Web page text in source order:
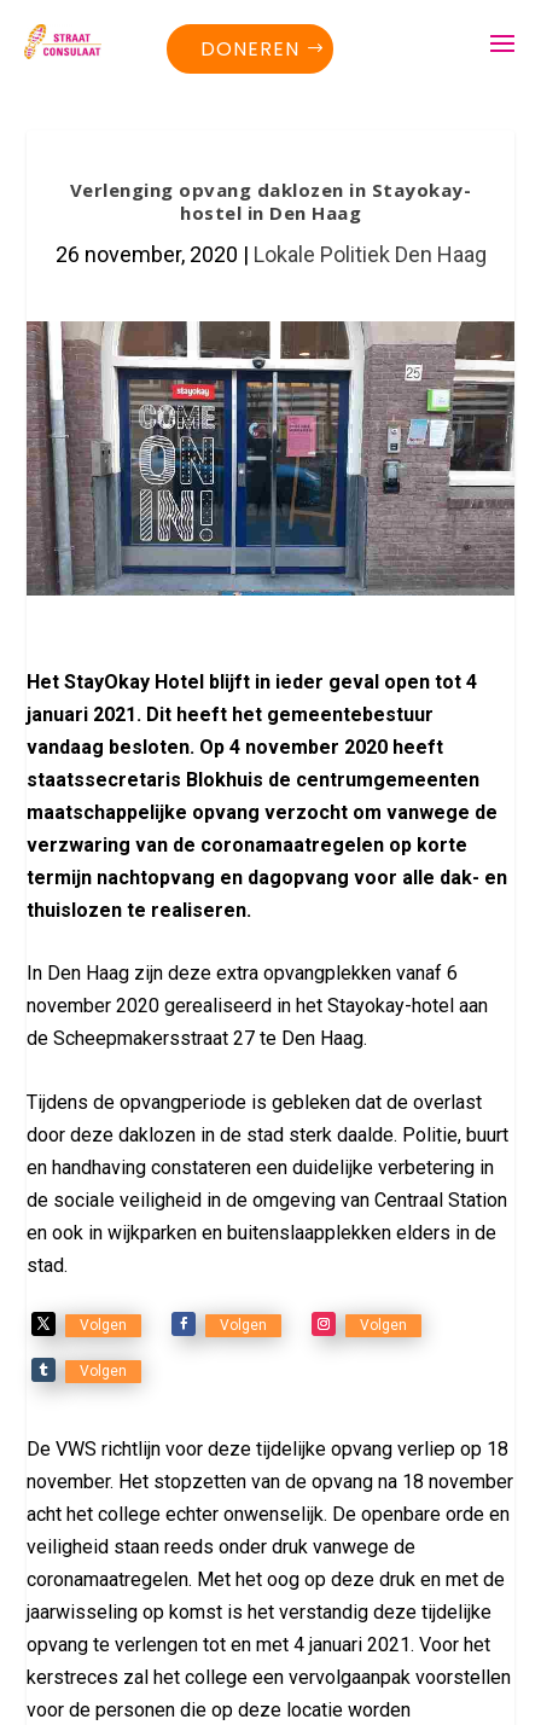
DONEREN
Verlenging opvang daklozen in Stayokay-
hostel in Den Haag
26 november, 2020 | Lokale Politiek Den Haag
Het StayOkay Hotel blijft in ieder geval open tot 4
januari 2021. Dit heeft het gemeentebestuur
vandaag besloten. Op 4 november 2020 heeft
staatssecretaris Blokhuis de centrumgemeenten
maatschappelijke opvang verzocht om vanwege de
verzwaring van de coronamaatregelen op korte
termijn nachtopvang en dagopvang voor alle dak- en
thuislozen te realiseren.
In Den Haag zijn deze extra opvangplekken vanaf 6
november 2020 gerealiseerd in het Stayokay-hotel aan
de Scheepmakersstraat 27 te Den Haag.
Tijdens de opvangperiode is gebleken dat de overlast
door deze daklozen in de stad sterk daalde. Politie, buurt
en handhaving constateren een duidelijke verbetering in
de sociale veiligheid in de omgeving van Centraal Station
en ook in wijkparken en buitenslaapplekken elders in de
stad.
Volgen Volgen Volgen
Volgen
De VWS richtlijn voor deze tijdelijke opvang verliep op 18
november. Het stopzetten van de opvang na 18 november
acht het college echter onwenselijk. De openbare orde en
veiligheid staan reeds onder druk vanwege de
coronamaatregelen. Met het oog op deze druk en met de
jaarwisseling op komst is het verstandig deze tijdelijke
opvang te verlengen tot en met 4 januari 2021. Voor het
kerstreces zal het college een vervolgaanpak voorstellen
voor de personen die op deze locatie worden